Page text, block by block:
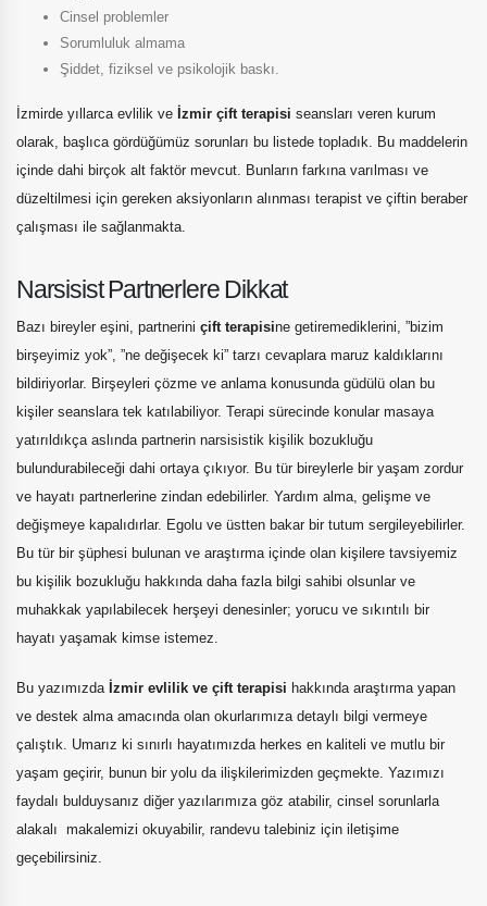
Cinsel problemler
Sorumluluk almama
Şiddet, fiziksel ve psikolojik baskı.
İzmirde yıllarca evlilik ve İzmir çift terapisi seansları veren kurum
olarak, başlıca gördüğümüz sorunları bu listede topladık. Bu maddelerin
içinde dahi birçok alt faktör mevcut. Bunların farkına varılması ve
düzeltilmesi için gereken aksiyonların alınması terapist ve çiftin beraber
çalışması ile sağlanmakta.
Narsisist Partnerlere Dikkat
Bazı bireyler eşini, partnerini çift terapisine getiremediklerini, ”bizim
birşeyimiz yok”, ”ne değişecek ki” tarzı cevaplara maruz kaldıklarını
bildiriyorlar. Birşeyleri çözme ve anlama konusunda güdülü olan bu
kişiler seanslara tek katılabiliyor. Terapi sürecinde konular masaya
yatırıldıkça aslında partnerin narsisistik kişilik bozukluğu
bulundurabileceği dahi ortaya çıkıyor. Bu tür bireylerle bir yaşam zordur
ve hayatı partnerlerine zindan edebilirler. Yardım alma, gelişme ve
değişmeye kapalıdırlar. Egolu ve üstten bakar bir tutum sergileyebilirler.
Bu tür bir şüphesi bulunan ve araştırma içinde olan kişilere tavsiyemiz
bu kişilik bozukluğu hakkında daha fazla bilgi sahibi olsunlar ve
muhakkak yapılabilecek herşeyi denesinler; yorucu ve sıkıntılı bir
hayatı yaşamak kimse istemez.
Bu yazımızda İzmir evlilik ve çift terapisi hakkında araştırma yapan
ve destek alma amacında olan okurlarımıza detaylı bilgi vermeye
çalıştık. Umarız ki sınırlı hayatımızda herkes en kaliteli ve mutlu bir
yaşam geçirir, bunun bir yolu da ilişkilerimizden geçmekte. Yazımızı
faydalı bulduysanız diğer yazılarımıza göz atabilir, cinsel sorunlarla
alakalı makalemizi okuyabilir, randevu talebiniz için iletişime
geçebilirsiniz.